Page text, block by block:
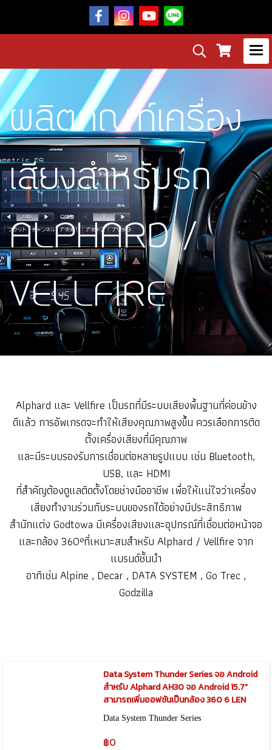
ผลิตภัณฑ์เครื่อง
เสียงสำหรับรถ
ALPHARD /
VELLFIRE
Alphard และ Vellfire เป็นรถที่มีระบบเสียงพื้นฐานที่ค่อนข้าง
ดีแล้ว การอัพเกรดจะทำให้เสียงคุณภาพสูงขึ้น ควรเลือกการติด
ตั้งเครื่องเสียงที่มีคุณภาพ
และมีระบบรองรับการเชื่อมต่อหลายรูปแบบ เช่น Bluetooth,
USB, และ HDMI
ที่สำคัญต้องดูแลติดตั้งโดยช่างมืออาชีพ เพื่อให้แน่ใจว่าเครื่อง
เสียงทำงานร่วมกับระบบของรถได้อย่างมีประสิทธิภาพ
สำนักแต่ง Godtowa มีเครื่องเสียงและอุปกรณ์ที่เชื่อมต่อหน้าจอ
และกล้อง 360°ที่เหมาะสมสำหรับ Alphard / Vellfire จาก
แบรนด์ชั้นนำ
อาทิเช่น Alpine , Decar , DATA SYSTEM , Go Trec ,
Godzilla
Data System Thunder Series จอ Android
สำหรับ Alphard AH30 จอ Android 15.7”
สามารถเพิ่มออฟชันเป็นกล้อง 360 6 LEN
Data System Thunder Series
฿0